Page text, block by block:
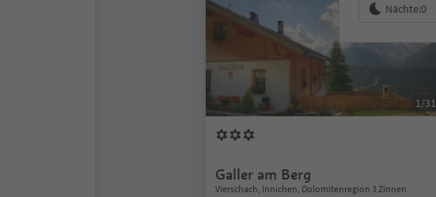
Nächte:0
1/31
Galler am Berg
Vierschach, Innichen, Dolomitenregion 3 Zinnen